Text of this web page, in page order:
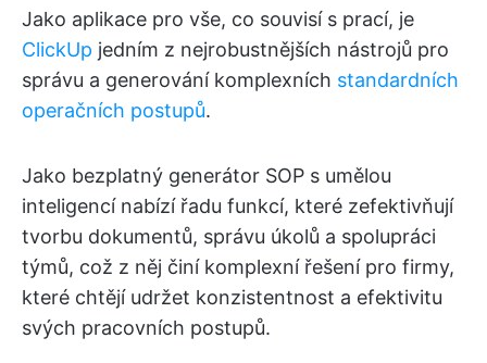
Jako aplikace pro vše, co souvisí s prací, je
ClickUp jedním z nejrobustnějších nástrojů pro
správu a generování komplexních standardních
operačních postupů.
Jako bezplatný generátor SOP s umělou
inteligencí nabízí řadu funkcí, které zefektivňují
tvorbu dokumentů, správu úkolů a spolupráci
týmů, což z něj činí komplexní řešení pro firmy,
které chtějí udržet konzistentnost a efektivitu
svých pracovních postupů.